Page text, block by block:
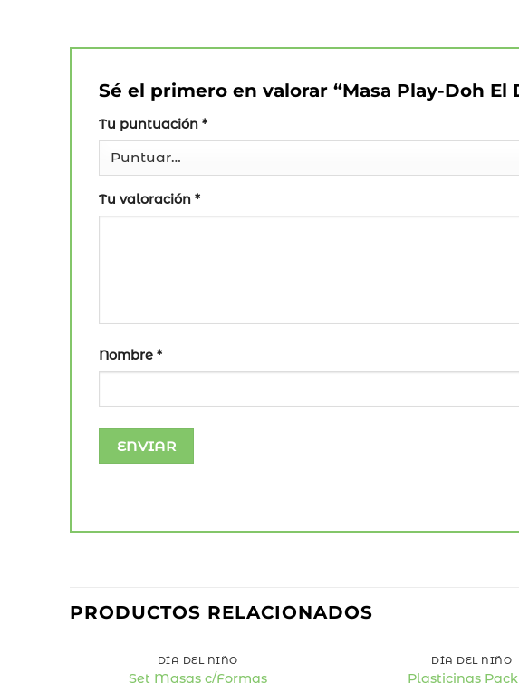
Sé el primero en valorar “Masa Play-Doh
Tu puntuación *
Tu valoración *
Nombre *
PRODUCTOS RELACIONADOS
%
OFF
39
DÍA DEL NIÑO
Set Masas c/Formas
DÍA DEL NIÑO
Plasticinas